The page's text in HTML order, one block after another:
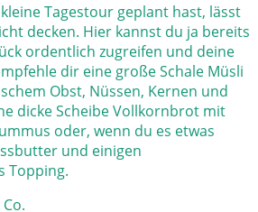
Tagestour geplant hast, lässt
decken. Hier kannst du ja bereits
ordentlich zugreifen und deine
dir eine große Schale Müsli
Obst, Nüssen, Kernen und
dicke Scheibe Vollkornbrot mit
oder, wenn du es etwas
und einigen
Topping.